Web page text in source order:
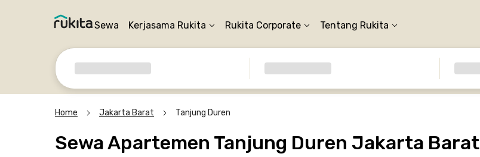
Sewa Kerjasama Rukita Rukita Corporate Tentang Rukita
Home Jakarta Barat Tanjung Duren
Sewa Apartemen Tanjung Duren Jakarta Barat